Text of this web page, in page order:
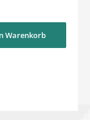
Warenkorb